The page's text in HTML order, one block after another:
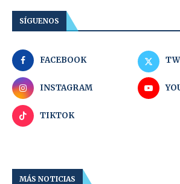
SÍGUENOS
FACEBOOK
INSTAGRAM
TIKTOK
MÁS NOTICIAS